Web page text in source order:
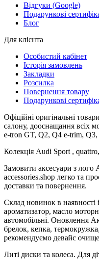
Відгуки (Google)
Подарункові
Блог
Для клієнта
Особистий кабінет
Історія замовлень
Закладки
Розсилка
Повернення товару
Подарункові
Офіційні оригінальні
салону, дооснащання всіх
e-tron GT, Q2, Q4 e-trim,
Колекція Audi Sport ,
Замовити аксесуари з лого
accessories.shop легко та
доставки та повернення.
Склад новинок в наявності
ароматизатор, масло
автомобільні. Оновлення
брелок, кепка,
рекомендуємо девайс
Литі диски та колеса. Для